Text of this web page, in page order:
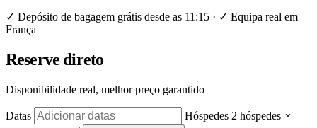
✓ Depósito de bagagem grátis desde as 11:15 · ✓ Equipa real em
França
Reserve direto
Disponibilidade real, melhor preço garantido
Datas Hóspedes 2 hóspedes